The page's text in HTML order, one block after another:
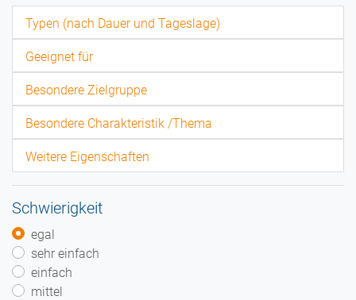
Typen (nach Dauer und Tageslage)
Geeignet für
Besondere Zielgruppe
Besondere Charakteristik /Thema
Weitere Eigenschaften
Schwierigkeit
egal
sehr einfach
einfach
mittel